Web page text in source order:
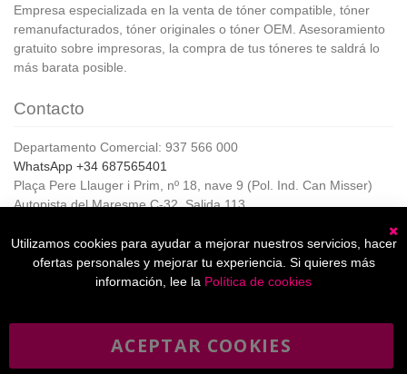
Empresa especializada en la venta de tóner compatible, tóner
remanufacturados, tóner originales o tóner OEM. Asesoramiento
gratuito sobre impresoras, la compra de tus tóneres te saldrá lo
más barata posible.
Contacto
Departamento Comercial: 937 566 000
WhatsApp +34 687565401
Plaça Pere Llauger i Prim, nº 18, nave 9 (Pol. Ind. Can Misser)
Autopista del Maresme C-32, Salida 113
Horario de Atención al cliente:
De lunes a jueves de 8:00 a 17:00,
Viernes de 8:00 a 15:00
Utilizamos cookies para ayudar a mejorar nuestros servicios, hacer
ofertas personales y mejorar tu experiencia. Si quieres más
información, lee la Política de cookies
ACEPTAR COOKIES